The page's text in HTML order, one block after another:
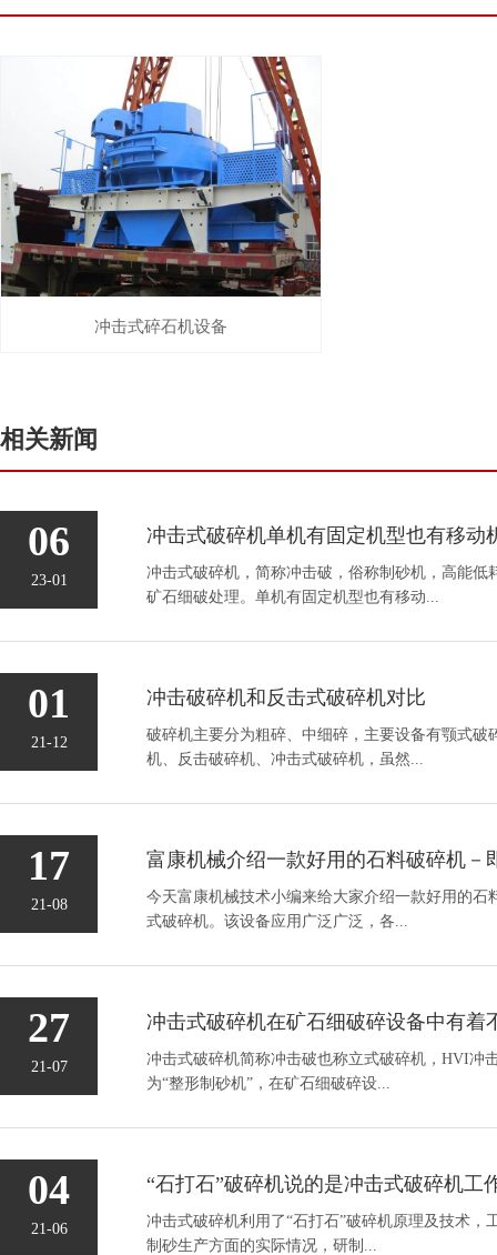
冲击式碎石机设备
相关新闻
06
23-01
冲击式破碎机，简称冲击破，俗称制砂机，高能低
矿石细破处理。单机有固定机型也有移动...
01
21-12
冲击破碎机和反击式破碎机对比
破碎机主要分为粗碎、中细碎，主要设备有颚式破
机、反击破碎机、冲击式破碎机，虽然...
17
21-08
今天富康机械技术小编来给大家介绍一款好用的石
式破碎机。该设备应用广泛广泛，各...
27
21-07
冲击式破碎机简称冲击破也称立式破碎机，HVI冲
为“整形制砂机”，在矿石细破碎设...
04
21-06
“石打石”破碎机说的是冲击式破碎机工
冲击式破碎机利用了“石打石”破碎机原理及技术，
制砂生产方面的实际情况，研制...